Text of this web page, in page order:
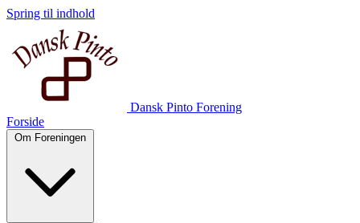
Spring til indhold
Dansk Pinto Forening
Forside
Om Foreningen